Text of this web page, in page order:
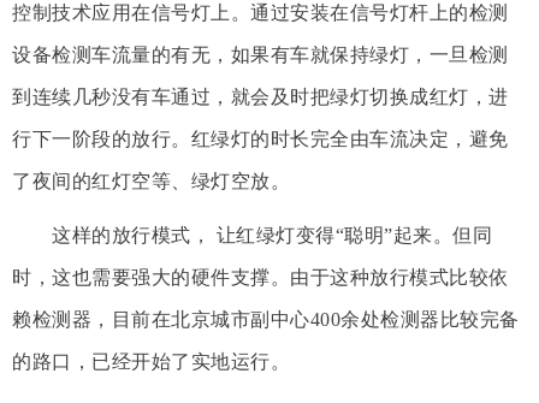
控制技术应用在信号灯上。通过安装在信号灯杆上的检测
设备检测车流量的有无，如果有车就保持绿灯，一旦检测
到连续几秒没有车通过，就会及时把绿灯切换成红灯，进
行下一阶段的放行。红绿灯的时长完全由车流决定，避免
了夜间的红灯空等、绿灯空放。
这样的放行模式， 让红绿灯变得“聪明”起来。但同
时，这也需要强大的硬件支撑。由于这种放行模式比较依
赖检测器，目前在北京城市副中心400余处检测器比较完备
的路口，已经开始了实地运行。